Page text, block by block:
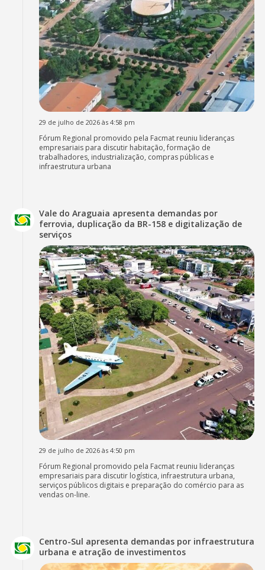
29 de julho de 2026 às 4:58 pm
Fórum Regional promovido pela Facmat reuniu lideranças
empresariais para discutir habitação, formação de
trabalhadores, industrialização, compras públicas e
infraestrutura urbana
Vale do Araguaia apresenta demandas por
ferrovia, duplicação da BR-158 e digitalização de
serviços
29 de julho de 2026 às 4:50 pm
Fórum Regional promovido pela Facmat reuniu lideranças
empresariais para discutir logística, infraestrutura urbana,
serviços públicos digitais e preparação do comércio para as
vendas on-line.
Centro-Sul apresenta demandas por infraestrutura
urbana e atração de investimentos